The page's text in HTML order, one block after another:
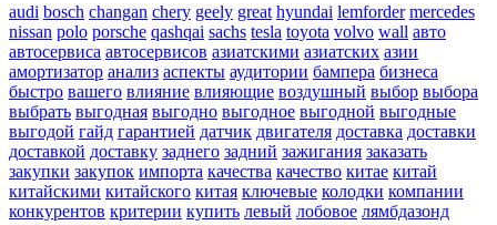
audi bosch changan chery geely great hyundai lemforder mercedes
nissan polo porsche qashqai sachs tesla toyota volvo wall авто
автосервиса автосервисов азиатскими азиатских азии
амортизатор анализ аспекты аудитории бампера бизнеса
быстро вашего влияние влияющие воздушный выбор выбора
выбрать выгодная выгодно выгодное выгодной выгодные
выгодой гайд гарантией датчик двигателя доставка доставки
доставкой доставку заднего задний зажигания заказать
закупки закупок импорта качества качество китае китай
китайскими китайского китая ключевые колодки компании
конкурентов критерии купить левый лобовое лямбдазонд